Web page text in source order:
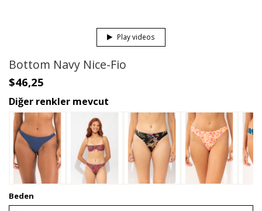
Play videos
Bottom Navy Nice-Fio
$46,25
Diğer renkler mevcut
Beden